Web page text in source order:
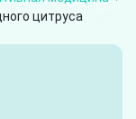
цитруса